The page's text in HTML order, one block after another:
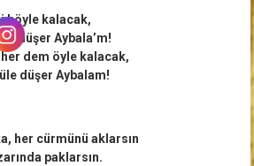
böyle kalacak,
düşer Aybala’m!
dem öyle kalacak,
düşer Aybalam!
her cürmünü aklarsın
paklarsın.